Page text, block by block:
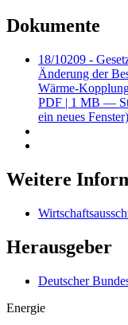
Dokumente
18/10209 -
Änderung der
Wärme-
PDF | 1 MB —
ein neues Fenster)
Weitere
Herausgeber
Deutscher
Energie